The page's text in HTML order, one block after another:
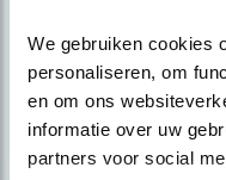
We gebruiken cookies
personaliseren, om
en om ons
informatie over uw
partners voor social